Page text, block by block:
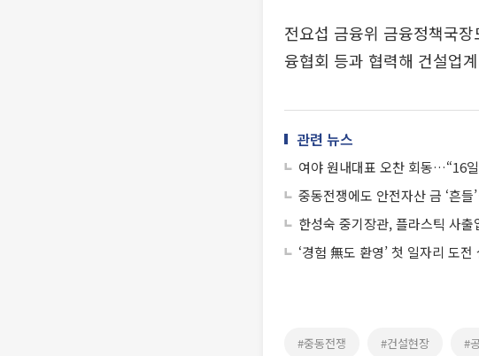
전요섭 금융위 금융정책국
융협회 등과 협력해 건설업
관련 뉴스
여야 원내대표 오찬 회동…“16
중동전쟁에도 안전자산 금 ‘흔
한성숙 중기장관, 플라스틱 사
‘경험 無도 환영’ 첫 일자리 도전
#중동전쟁 #건설현장 #